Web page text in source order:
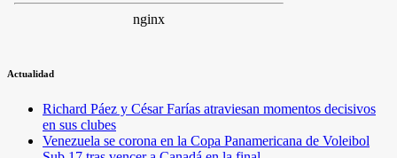
Actualidad
Richard Páez y César Farías atraviesan momentos decisivos
en sus clubes
Venezuela se corona en la Copa Panamericana de Voleibol